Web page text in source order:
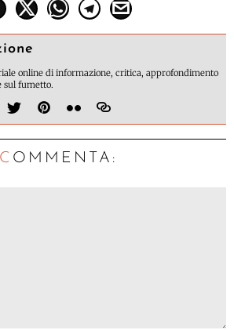
online di informazione, critica, approfondimento
sul fumetto.
C OMMENTA: